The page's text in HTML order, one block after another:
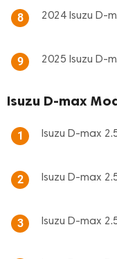
8 2024 Isuzu D-
9 2025 Isuzu D-
Isuzu D-max
1 Isuzu D-max
2 Isuzu D-max
3 Isuzu D-max